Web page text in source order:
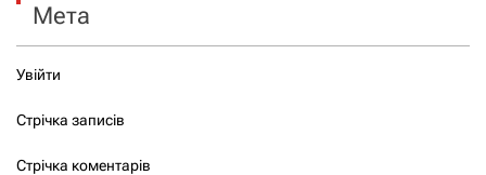
Мета
Увійти
Стрічка записів
Стрічка коментарів